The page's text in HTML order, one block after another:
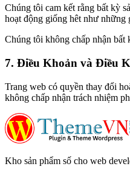
Chúng tôi cam kết rằng bất kỳ
hoạt động giống hêt như những
Chúng tôi không chấp nhận bất
7. Điều Khoản và Điều
Trang web có quyền thay đổi
không chấp nhận trách nhiệm
Kho sản phẩm số cho web